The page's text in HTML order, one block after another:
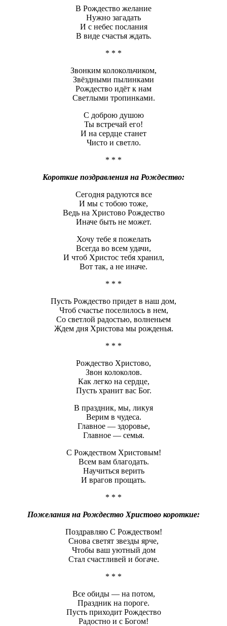
В Рождество желание
Нужно загадать
И с небес послания
В виде счастья ждать.
* * *
Звонким колокольчиком,
Звёздными пылинками
Рождество идёт к нам
Светлыми тропинками.
С доброю душою
Ты встречай его!
И на сердце станет
Чисто и светло.
* * *
Короткие поздравления на Рождество:
Сегодня радуются все
И мы с тобою тоже,
Ведь на Христово Рождество
Иначе быть не может.
Хочу тебе я пожелать
Всегда во всем удачи,
И чтоб Христос тебя хранил,
Вот так, а не иначе.
* * *
Пусть Рождество придет в наш дом,
Чтоб счастье поселилось в нем,
Со светлой радостью, волненьем
Ждем дня Христова мы рожденья.
* * *
Рождество Христово,
Звон колоколов.
Как легко на сердце,
Пусть хранит вас Бог.
В праздник, мы, ликуя
Верим в чудеса.
Главное — здоровье,
Главное — семья.
С Рождеством Христовым!
Всем вам благодать.
Научиться верить
И врагов прощать.
* * *
Пожелания на Рождество Христово короткие:
Поздравляю С Рождеством!
Снова светят звезды ярче,
Чтобы ваш уютный дом
Стал счастливей и богаче.
* * *
Все обиды — на потом,
Праздник на пороге.
Пусть приходит Рождество
Радостно и с Богом!